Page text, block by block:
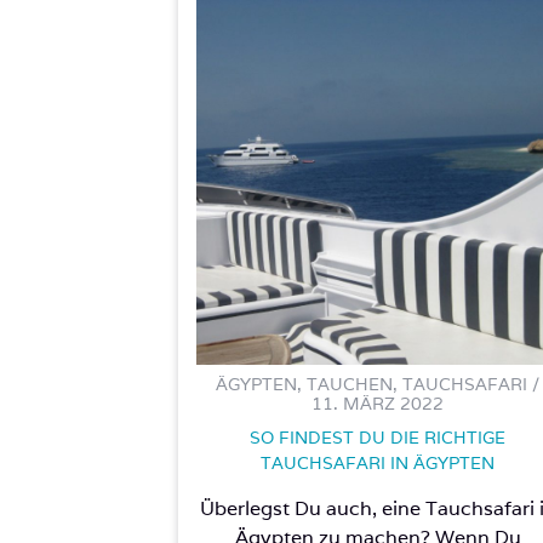
ÄGYPTEN, TAUCHEN, TAUCHSAFARI /
11. MÄRZ 2022
SO FINDEST DU DIE RICHTIGE
TAUCHSAFARI IN ÄGYPTEN
Überlegst Du auch, eine Tauchsafari
Ägypten zu machen? Wenn Du